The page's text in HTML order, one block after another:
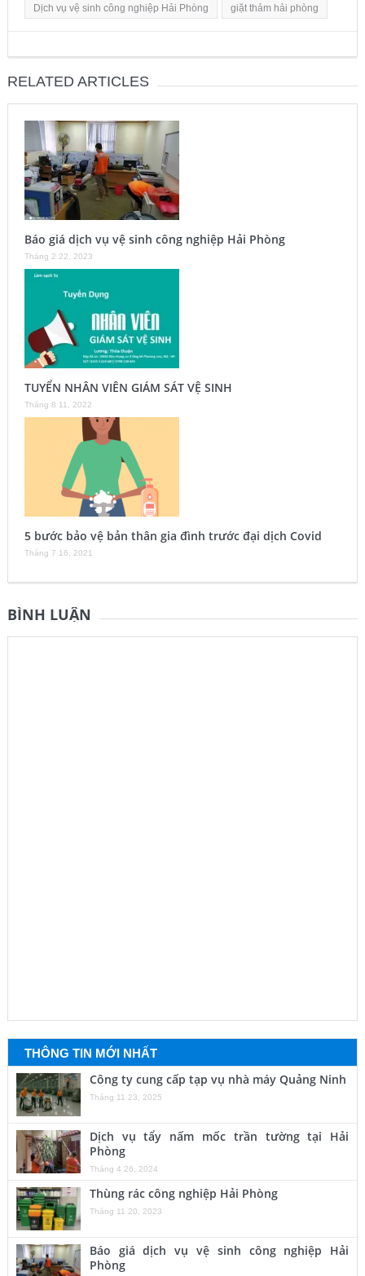
Dịch vụ vệ sinh công nghiệp Hải Phòng giặt thảm hải phòng
RELATED ARTICLES
Báo giá dịch vụ vệ sinh công nghiệp Hải Phòng
Tháng 2 22, 2023
TUYỂN NHÂN VIÊN GIÁM SÁT VỆ SINH
Tháng 8 11, 2022
5 bước bảo vệ bản thân gia đình trước đại dịch Covid
Tháng 7 16, 2021
BÌNH LUẬN
THÔNG TIN MỚI NHẤT
Công ty cung cấp tạp vụ nhà máy Quảng Ninh
Tháng 11 23, 2025
Dịch vụ tẩy nấm mốc trần tường tại Hải
Phòng
Tháng 4 26, 2024
Thùng rác công nghiệp Hải Phòng
Tháng 11 20, 2023
Báo giá dịch vụ vệ sinh công nghiệp Hải
Phòng